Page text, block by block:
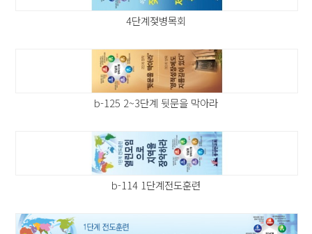
4단계젖병목회
b-125 2~3단계 뒷문을 막아라
b-114 1단계전도훈련